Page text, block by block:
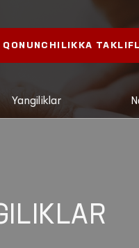
QONUNCHILIKKA
Yangiliklar